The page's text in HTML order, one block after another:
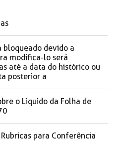
devido a
modifica-lo será
até a data do histórico ou
posterior a
o Liquido da Folha de
para Conferência